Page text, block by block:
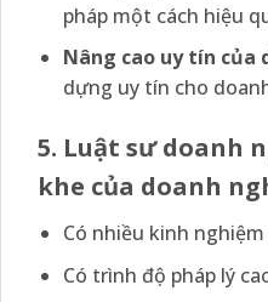
pháp một cách hiệu
Nâng cao uy tín của
dựng uy tín cho
5. Luật sư doanh
khe của doanh
Có nhiều kinh
Có trình độ pháp lý